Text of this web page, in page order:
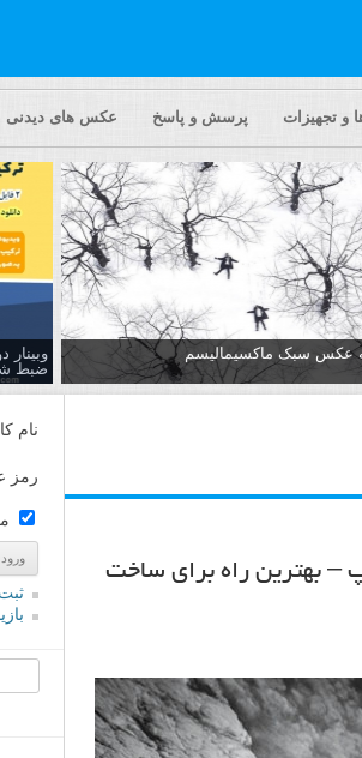
و تجهیزات پرسش و پاسخ عکس های دیدنی
ضبط
بهترین راه برای ساخت
نام
رمز